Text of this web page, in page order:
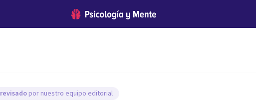
por nuestro equipo editorial